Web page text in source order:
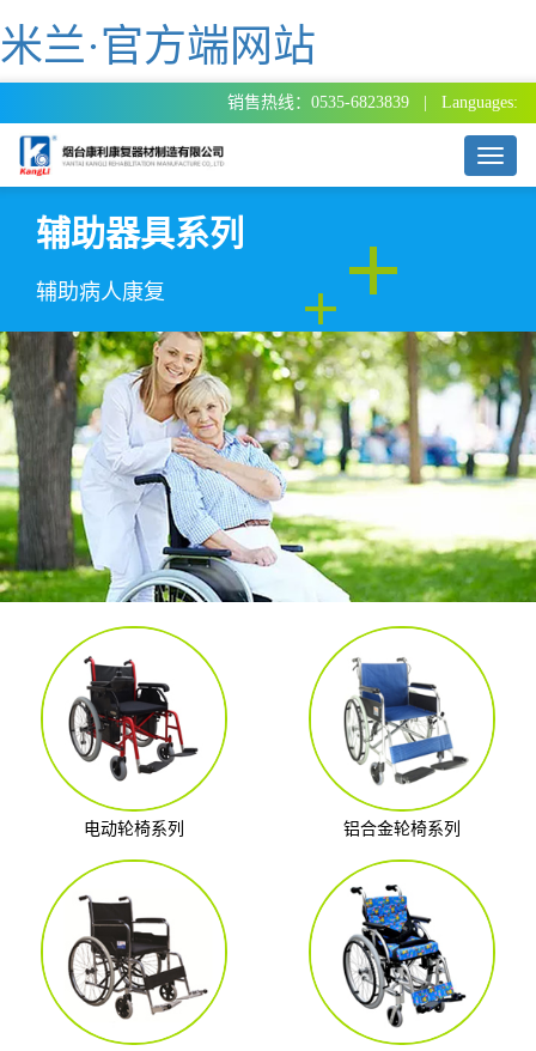
米兰·官方端网站
销售热线：0535-6823839 | Languages:
T
o
v
i
g
a
t
i
o
辅助器具系列
辅助病人康复
电动轮椅系列 铝合金轮椅系列